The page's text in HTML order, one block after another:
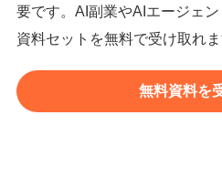
要です。AI副業やAIエージェ
資料セットを無料で受け取れま
無料資料を